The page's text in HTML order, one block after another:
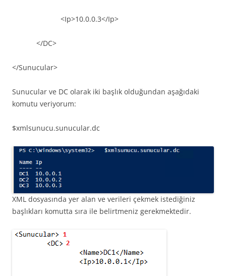
<Ip>10.0.0.3</Ip>
</DC>
</Sunucular>
Sunucular ve DC olarak iki başlık olduğundan aşağıdaki
komutu veriyorum:
$xmlsunucu.sunucular.dc
XML dosyasında yer alan ve verileri çekmek istediğiniz
başlıkları komutta sıra ile belirtmeniz gerekmektedir.